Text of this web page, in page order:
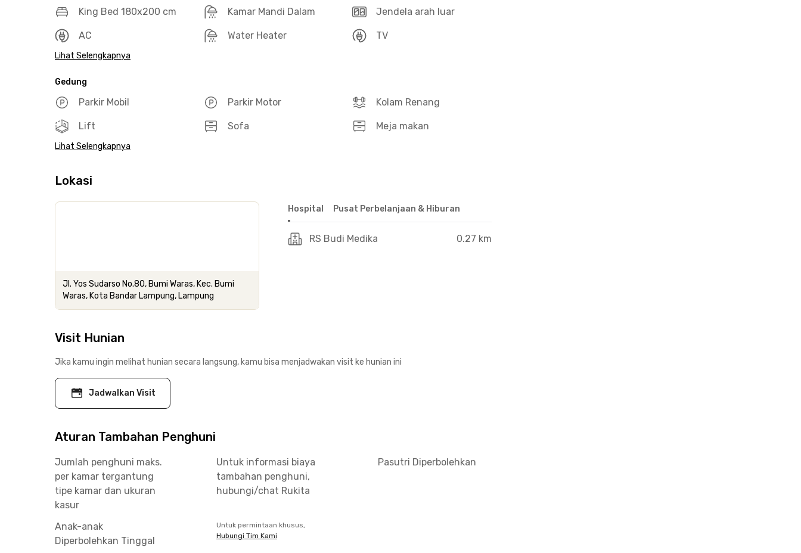
King Bed 180x200 cm Kamar Mandi Dalam Jendela arah luar
AC Water Heater TV
Lihat Selengkapnya
Gedung
Parkir Mobil Parkir Motor Kolam Renang
Lift Sofa Meja makan
Lihat Selengkapnya
Lokasi
Jl. Yos Sudarso No.80, Bumi Waras, Kec. Bumi
Waras, Kota Bandar Lampung, Lampung
Hospital Pusat Perbelanjaan & Hiburan
RS Budi Medika 0.27 km
Visit Hunian
Jika kamu ingin melihat hunian secara langsung, kamu bisa menjadwakan visit ke hunian ini
Jadwalkan Visit
Aturan Tambahan Penghuni
Jumlah penghuni maks.
per kamar tergantung
tipe kamar dan ukuran
kasur
Untuk informasi biaya
tambahan penghuni,
hubungi/chat Rukita
Pasutri Diperbolehkan
Anak-anak
Diperbolehkan Tinggal
Untuk permintaan khusus,
Hubungi Tim Kami